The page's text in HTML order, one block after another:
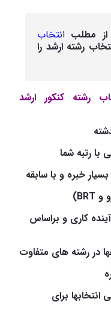
از مطلب انتخاب
رشته ارشد را
رشته کنکور ارشد
با رتبه شما
خبره و با سابقه
و BRT
)
کاری و براساس
در رشته های متفاوت
برای